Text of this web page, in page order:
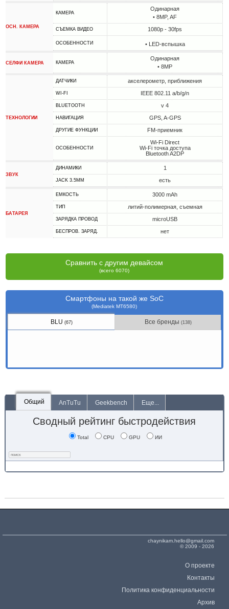
ОСН. КАМЕРА
КАМЕРА
Одинарная
• 8MP, AF
СЪЕМКА ВИДЕО 1080p - 30fps
ОСОБЕННОСТИ • LED-вспышка
СЕЛФИ КАМЕРА КАМЕРА
Одинарная
• 8MP
ТЕХНОЛОГИИ
ДАТЧИКИ акселерометр, приближения
WI-FI IEEE 802.11 a/b/g/n
BLUETOOTH v 4
НАВИГАЦИЯ GPS, A-GPS
ДРУГИЕ ФУНКЦИИ FM-приемник
ОСОБЕННОСТИ
Wi-Fi Direct
Wi-Fi точка доступа
Bluetooth A2DP
ЗВУК
ДИНАМИКИ 1
JACK 3.5MM есть
БАТАРЕЯ
ЕМКОСТЬ 3000 mAh
ТИП литий-полимерная, съемная
ЗАРЯДКА ПРОВОД microUSB
БЕСПРОВ. ЗАРЯД. нет
Сравнить с другим девайсом
(всего 6070)
Смартфоны на такой же SoC
(Mediatek MT6580)
BLU (67) Все бренды (138)
Общий AnTuTu Geekbench Еще...
Сводный рейтинг быстродействия
Total CPU GPU ИИ
chaynikam.hello@gmail.com
© 2009 - 2026
О проекте
Контакты
Политика конфиденциальности
Архив